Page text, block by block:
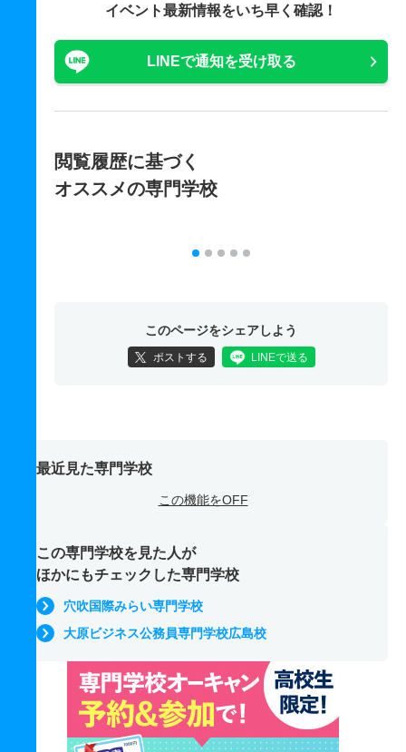
イベント最新情報をいち早く確認！
LINEで通知を受け取る
閲覧履歴に基づく
オススメの専門学校
このページをシェアしよう
ポストする LINEで送る
最近見た専門学校
この機能をOFF
この専門学校を見た人が
ほかにもチェックした専門学校
穴吹国際みらい専門学校
大原ビジネス公務員専門学校広島校